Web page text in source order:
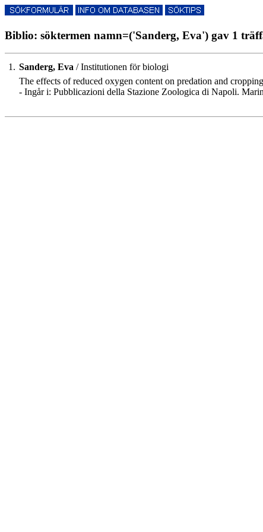
Biblio: söktermen namn=('Sanderg, Eva') gav 1
1. Sanderg, Eva / Institutionen för biologi
The effects of reduced oxygen content on predation and
- Ingår i: Pubblicazioni della Stazione Zoologica di Napoli.